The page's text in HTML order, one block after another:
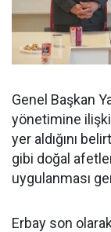
Genel Başkan
yönetimine
yer aldığını
gibi doğal
uygulanması
Erbay son